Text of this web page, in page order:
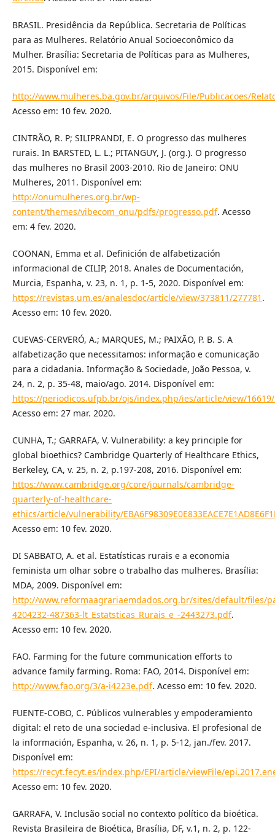
BRASIL. Presidência da República. Secretaria de Políticas
para as Mulheres. Relatório Anual Socioeconômico da
Mulher. Brasília: Secretaria de Políticas para as Mulheres,
2015. Disponível em:
http://www.mulheres.ba.gov.br/arquivos/File/Publicacoes/
Acesso em: 10 fev. 2020.
CINTRÃO, R. P; SILIPRANDI, E. O progresso das mulheres
rurais. In BARSTED, L. L.; PITANGUY, J. (org.). O progresso
das mulheres no Brasil 2003-2010. Rio de Janeiro: ONU
Mulheres, 2011. Disponível em:
http://onumulheres.org.br/wp-
content/themes/vibecom_onu/pdfs/progresso.pdf. Acesso
em: 4 fev. 2020.
COONAN, Emma et al. Definición de alfabetización
informacional de CILIP, 2018. Anales de Documentación,
Murcia, Espanha, v. 23, n. 1, p. 1-5, 2020. Disponível em:
https://revistas.um.es/analesdoc/article/view/373811/277781 .
Acesso em: 10 fev. 2020.
CUEVAS-CERVERÓ, A.; MARQUES, M.; PAIXÃO, P. B. S. A
alfabetização que necessitamos: informação e comunicação
para a cidadania. Informação & Sociedade, João Pessoa, v.
24, n. 2, p. 35-48, maio/ago. 2014. Disponível em:
https://periodicos.ufpb.br/ojs/index.php/ies/article/view/16619/
Acesso em: 27 mar. 2020.
CUNHA, T.; GARRAFA, V. Vulnerability: a key principle for
global bioethics? Cambridge Quarterly of Healthcare Ethics,
Berkeley, CA, v. 25, n. 2, p.197-208, 2016. Disponível em:
https://www.cambridge.org/core/journals/cambridge-
quarterly-of-healthcare-
ethics/article/vulnerability/
Acesso em: 10 fev. 2020.
DI SABBATO, A. et al. Estatísticas rurais e a economia
feminista um olhar sobre o trabalho das mulheres. Brasília:
MDA, 2009. Disponível em:
http://www.reformaagrariaemdados.org.br/sites/default/files/
4204232-487363-lt_Estatsticas_Rurais_e_-2443273.pdf.
Acesso em: 10 fev. 2020.
FAO. Farming for the future communication efforts to
advance family farming. Roma: FAO, 2014. Disponível em:
http://www.fao.org/3/a-i4223e.pdf. Acesso em: 10 fev. 2020.
FUENTE-COBO, C. Públicos vulnerables y empoderamiento
digital: el reto de una sociedad e-inclusiva. El profesional de
la información, Espanha, v. 26, n. 1, p. 5-12, jan./fev. 2017.
Disponível em:
https://recyt.fecyt.es/index.php/EPI/article/viewFile/
Acesso em: 10 fev. 2020.
GARRAFA, V. Inclusão social no contexto político da bioética.
Revista Brasileira de Bioética, Brasília, DF, v.1, n. 2, p. 122-